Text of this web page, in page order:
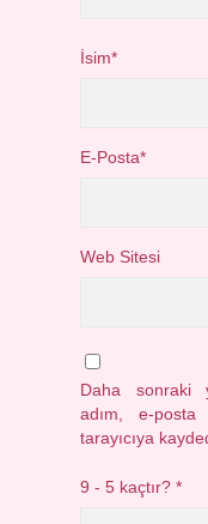
İsim*
E-Posta*
Web Sitesi
Daha sonraki
adım, e-
tarayıcıya
9 - 5 kaçtır?*